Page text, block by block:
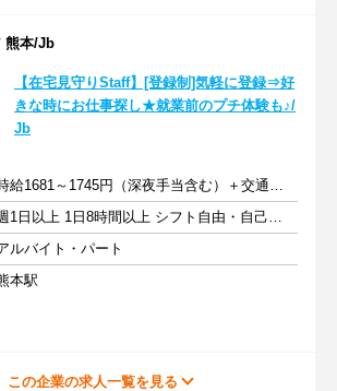
熊本/Jb
【在宅見守りStaff】[登録制]気軽に登録⇒好
きな時にお仕事探し★就業前のプチ体験も♪/
Jb
時給1681～1745円（深夜手当含む）＋交通費支給
週1日以上 1日8時間以上 シフト自由・自己申告
ルバイト・パート
本駅
この企業の求人一覧を見る